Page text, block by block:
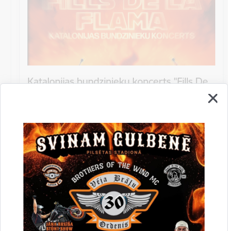
Katalonijas bundzinieku koncerts "Fills De
Koncerts
Datums
12. novembris, 2022
Laiks
10.00
Atrašanās vieta